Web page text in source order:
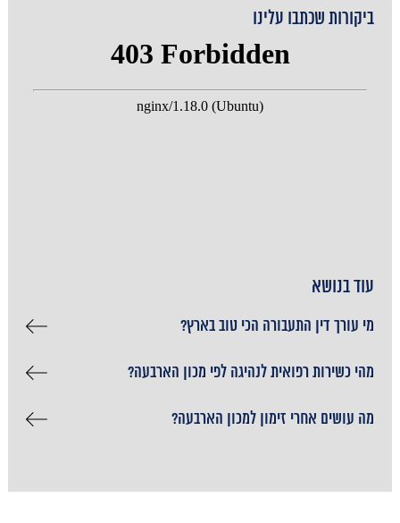
ביקורות שכתבו עלינו
עוד בנושא
מי עורך דין התעבורה הכי טוב בארץ?
מהי כשירות רפואית לנהיגה לפי מכון הארבעה?
מה עושים אחרי זימון למכון הארבעה?